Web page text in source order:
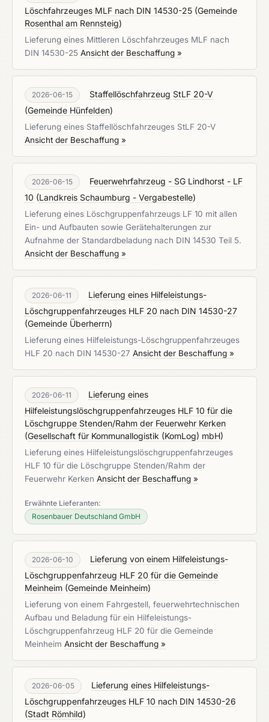
Löschfahrzeuges MLF nach DIN 14530-25 (Gemeinde
Rosenthal am Rennsteig)
Lieferung eines Mittleren Löschfahrzeuges MLF nach
DIN 14530-25 Ansicht der Beschaffung »
2026-06-15
Staffellöschfahrzeug StLF 20-V
(Gemeinde Hünfelden)
Lieferung eines Staffellöschfahrzeuges StLF 20-V
Ansicht der Beschaffung »
2026-06-15
Feuerwehrfahrzeug - SG Lindhorst - LF
10 (Landkreis Schaumburg - Vergabestelle)
Lieferung eines Löschgruppenfahrzeugs LF 10 mit allen
Ein- und Aufbauten sowie Gerätehalterungen zur
Aufnahme der Standardbeladung nach DIN 14530 Teil 5.
Ansicht der Beschaffung »
2026-06-11
Lieferung eines Hilfeleistungs-
Löschgruppenfahrzeuges HLF 20 nach DIN 14530-27
(Gemeinde Überherrn)
Lieferung eines Hilfeleistungs-Löschgruppenfahrzeuges
HLF 20 nach DIN 14530-27 Ansicht der Beschaffung »
2026-06-11
Lieferung eines
Hilfeleistungslöschgruppenfahrzeuges HLF 10 für die
Löschgruppe Stenden/Rahm der Feuerwehr Kerken
(Gesellschaft für Kommunallogistik (KomLog) mbH)
Lieferung eines Hilfeleistungslöschgruppenfahrzeuges
HLF 10 für die Löschgruppe Stenden/Rahm der
Feuerwehr Kerken Ansicht der Beschaffung »
Erwähnte Lieferanten:
Rosenbauer Deutschland GmbH
2026-06-10
Lieferung von einem Hilfeleistungs-
Löschgruppenfahrzeug HLF 20 für die Gemeinde
Meinheim (Gemeinde Meinheim)
Lieferung von einem Fahrgestell, feuerwehrtechnischen
Aufbau und Beladung für ein Hilfeleistungs-
Löschgruppenfahrzeug HLF 20 für die Gemeinde
Meinheim Ansicht der Beschaffung »
2026-06-05
Lieferung eines Hilfeleistungs-
Löschgruppenfahrzeuges HLF 10 nach DIN 14530-26
(Stadt Römhild)